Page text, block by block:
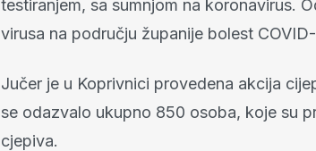
testiranjem, sa sumnjom na koronavirus.
virusa na području županije bolest
Jučer je u Koprivnici provedena akcija
se odazvalo ukupno 850 osoba, koje su
cjepiva.